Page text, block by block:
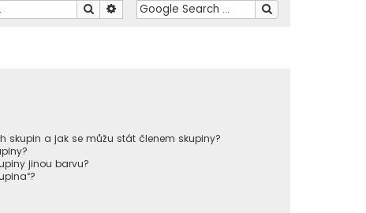
Hledat Pokročilé hledání
skupin a jak se můžu stát členem skupiny?
jinou barvu?